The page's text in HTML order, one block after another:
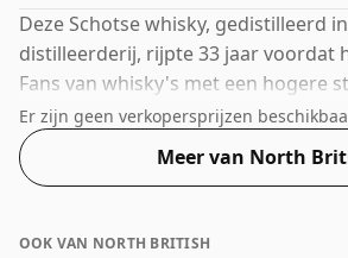
Deze Schotse whisky, gedistilleerd
distilleerderij, rijpte 33 jaar voordat
Fans van whisky's met een hogere
teleurgesteld zijn door deze
alcoholpercentage van 54,8% heeft.
Er zijn geen verkopersprijzen
Meer van North
OOK VAN NORTH BRITISH